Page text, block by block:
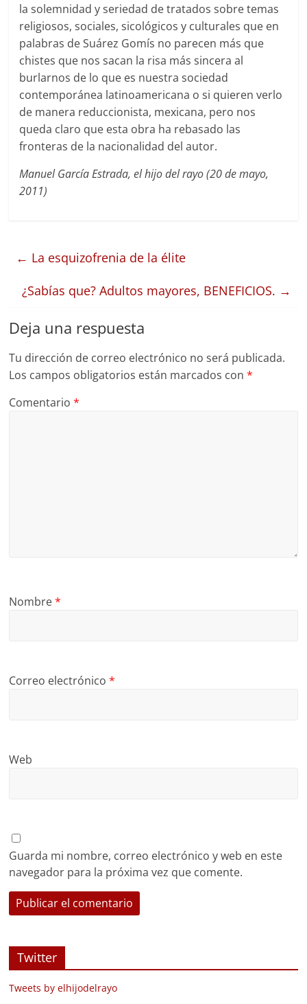
la solemnidad y seriedad de tratados sobre temas
religiosos, sociales, sicológicos y culturales que en
palabras de Suárez Gomís no parecen más que
chistes que nos sacan la risa más sincera al
burlarnos de lo que es nuestra sociedad
contemporánea latinoamericana o si quieren verlo
de manera reduccionista, mexicana, pero nos
queda claro que esta obra ha rebasado las
fronteras de la nacionalidad del autor.
Manuel García Estrada, el hijo del rayo (20 de mayo,
2011)
← La esquizofrenia de la élite
¿Sabías que? Adultos mayores, BENEFICIOS. →
Deja una respuesta
Tu dirección de correo electrónico no será publicada.
Los campos obligatorios están marcados con*
Comentario*
Nombre*
Correo electrónico*
Web
Guarda mi nombre, correo electrónico y web en este
navegador para la próxima vez que comente.
Twitter
Tweets by elhijodelrayo